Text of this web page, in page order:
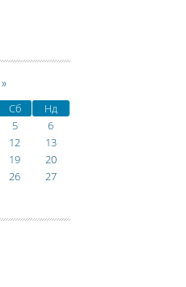
»
Сб
Нд
5
6
12
13
19
20
26
27